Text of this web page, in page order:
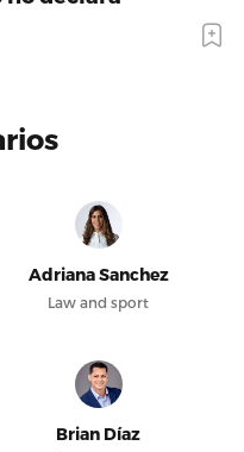
Adriana Sanchez
Law and sport
Brian Díaz